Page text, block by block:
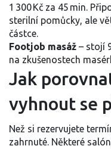
1 300 Kč za 45 min.
sterilní pomůcky, ale
částce.
Footjob masáž – stojí
na zkušenostech
Jak
vyhnout se
Než si rezervujete
zahrnuté. Některé